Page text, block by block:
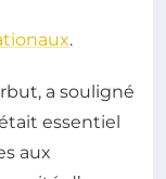
.
a souligné
essentiel
aux